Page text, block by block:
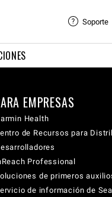
Soporte
EMPRESAS
Health
de Recursos para
Professional
de primeros
de información de